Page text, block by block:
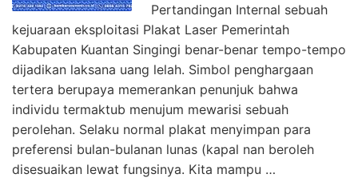
Pertandingan Internal sebuah
kejuaraan eksploitasi Plakat Laser Pemerintah
Kabupaten Kuantan Singingi benar-benar tempo-tempo
dijadikan laksana uang lelah. Simbol penghargaan
tertera berupaya memerankan penunjuk bahwa
individu termaktub menujum mewarisi sebuah
perolehan. Selaku normal plakat menyimpan para
preferensi bulan-bulanan lunas (kapal nan beroleh
disesuaikan lewat fungsinya. Kita mampu …